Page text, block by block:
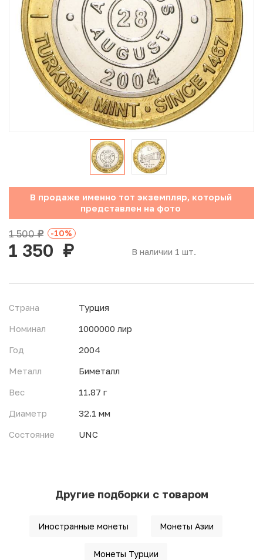
Юбилейные монеты Банка России (с 1999 года)
Памятные и инвестиционные монеты СССР и России
Иностранные монеты
Неофициальные выпуски монет (Unusual)
Античные и средневековые монеты
В продаже именно тот экземпляр, который
представлен на фото
В наличии 1 шт.
1 500руб. -10%
1 350 руб.
Страна
Турция
Номинал
1000000 лир
Год
2004
Металл
Биметалл
Вес
11.87 г
Диаметр
32.1 мм
Состояние
UNC
Другие подборки с товаром
Иностранные монеты Монеты Азии
Монеты Турции